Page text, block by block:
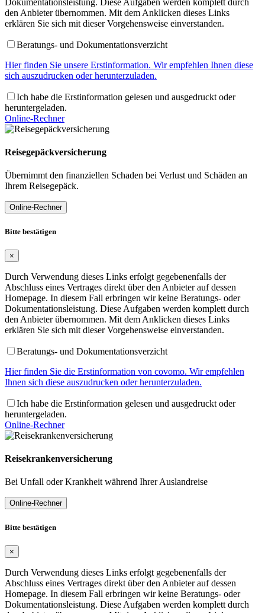
den Anbieter übernommen. Mit dem Anklicken dieses Links
erklären Sie sich mit dieser Vorgehensweise einverstanden.
Beratungs- und Dokumentationsverzicht
Hier finden Sie unsere Erstinformation. Wir empfehlen Ihnen diese
sich auszudrucken oder herunterzuladen.
Ich habe die Erstinformation gelesen und ausgedruckt oder
heruntergeladen.
Online-Rechner
Reisegepäckversicherung
Übernimmt den finanziellen Schaden bei Verlust und Schäden an
Ihrem Reisegepäck.
Online-Rechner
Bitte bestätigen
×
Durch Verwendung dieses Links erfolgt gegebenenfalls der
Abschluss eines Vertrages direkt über den Anbieter auf dessen
Homepage. In diesem Fall erbringen wir keine Beratungs- oder
Dokumentationsleistung. Diese Aufgaben werden komplett durch
den Anbieter übernommen. Mit dem Anklicken dieses Links
erklären Sie sich mit dieser Vorgehensweise einverstanden.
Beratungs- und Dokumentationsverzicht
Hier finden Sie die Erstinformation von covomo. Wir empfehlen
Ihnen sich diese auszudrucken oder herunterzuladen.
Ich habe die Erstinformation gelesen und ausgedruckt oder
heruntergeladen.
Online-Rechner
Reisekrankenversicherung
Bei Unfall oder Krankheit während Ihrer Auslandreise
Online-Rechner
Bitte bestätigen
×
Durch Verwendung dieses Links erfolgt gegebenenfalls der
Abschluss eines Vertrages direkt über den Anbieter auf dessen
Homepage. In diesem Fall erbringen wir keine Beratungs- oder
Dokumentationsleistung. Diese Aufgaben werden komplett durch